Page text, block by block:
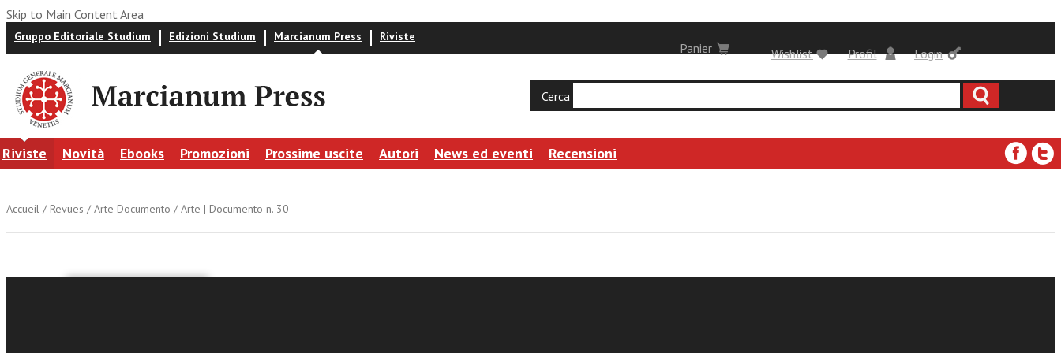
Skip to Main Content Area
Gruppo Editoriale Studium Edizioni Studium Marcianum Press Riviste
Login
Panier Profil
Wishlist
Cerca
Riviste Novità Ebooks Promozioni Prossime uscite Autori News ed eventi Recensioni
Accueil / Revues /Arte Documento / Arte | Documento n. 30